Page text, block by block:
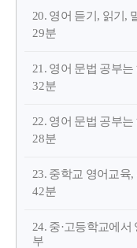
20. 영어 듣기, 읽기,
29분
21. 영어 문법 공부
32분
22. 영어 문법 공부
28분
23. 중학교 영어교육
42분
24. 중·고등학교에
부